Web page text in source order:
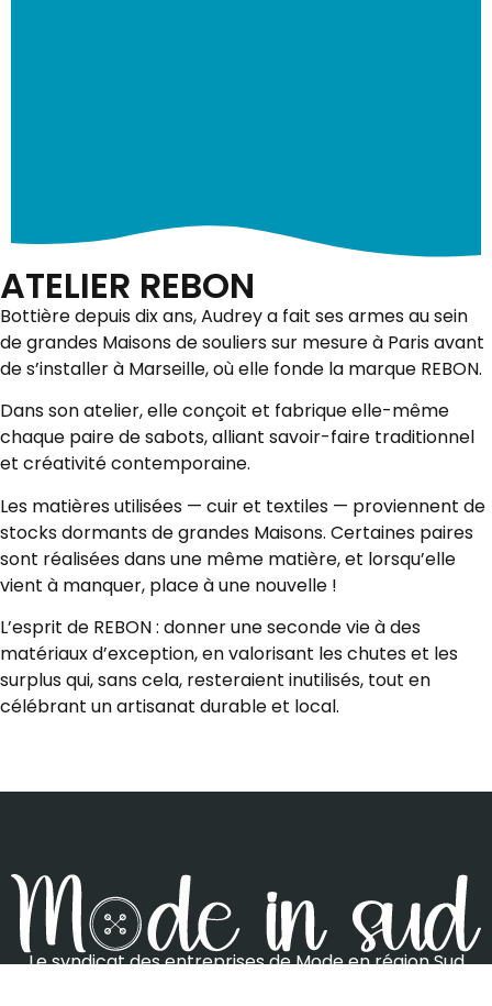
ATELIER REBON
Bottière depuis dix ans, Audrey a fait ses armes au sein
de grandes Maisons de souliers sur mesure à Paris avant
de s’installer à Marseille, où elle fonde la marque REBON.
Dans son atelier, elle conçoit et fabrique elle-même
chaque paire de sabots, alliant savoir-faire traditionnel
et créativité contemporaine.
Les matières utilisées — cuir et textiles — proviennent de
stocks dormants de grandes Maisons. Certaines paires
sont réalisées dans une même matière, et lorsqu’elle
vient à manquer, place à une nouvelle !
L’esprit de REBON : donner une seconde vie à des
matériaux d’exception, en valorisant les chutes et les
surplus qui, sans cela, resteraient inutilisés, tout en
célébrant un artisanat durable et local.
Le syndicat des entreprises de Mode en région Sud